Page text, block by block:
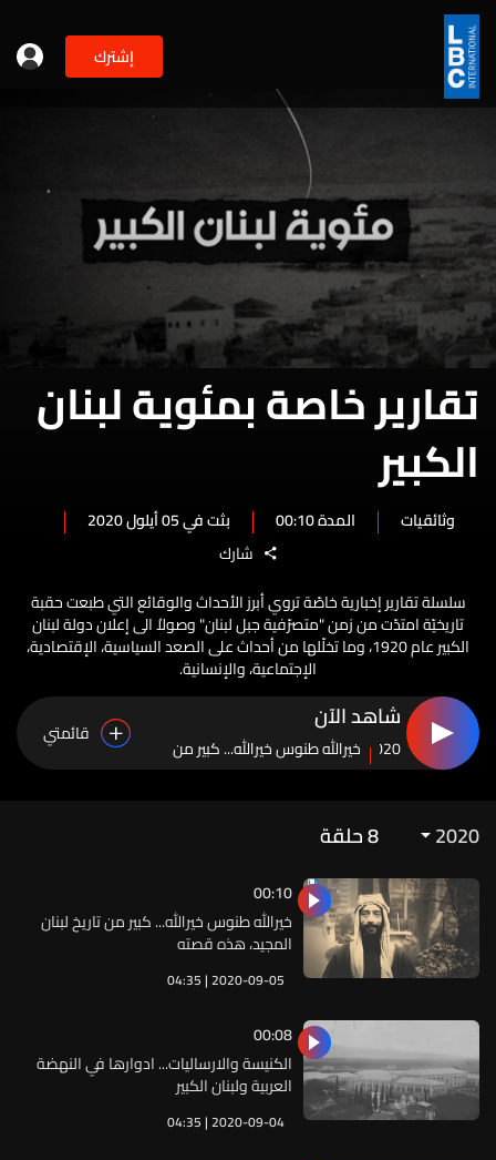
إشترك
تقارير خاصة بمئوية لبنان
الكبير
وثائقيات المدة 00:10
بثت في 05 أيلول 2020
شارك
سلسلة تقارير إخبارية خاصّة تروي أبرز الأحداث والوقائع التي طبعت حقبة
تاريخيّة امتدّت من زمن "متصرّفية جبل لبنان" وصولاُ الى إعلان دولة لبنان
الكبير عام 1920، وما تخلّلها من أحداث على الصعد السياسية، الإقتصادية،
الإجتماعية، والإنسانية.
شاهد الآن
2020 خيرالله طنوس خيرالله... كبير من
تاريخ لبنان المجيد، هذه قصته
قائمتي
2020
8حلقة
04:35 | 2020-09-05
خيرالله طنوس خيرالله... كبير من تاريخ لبنان
المجيد، هذه قصته
00:10
04:35 | 2020-09-04
الكنيسة والارساليات... ادوارها في النهضة
العربية ولبنان الكبير
00:08